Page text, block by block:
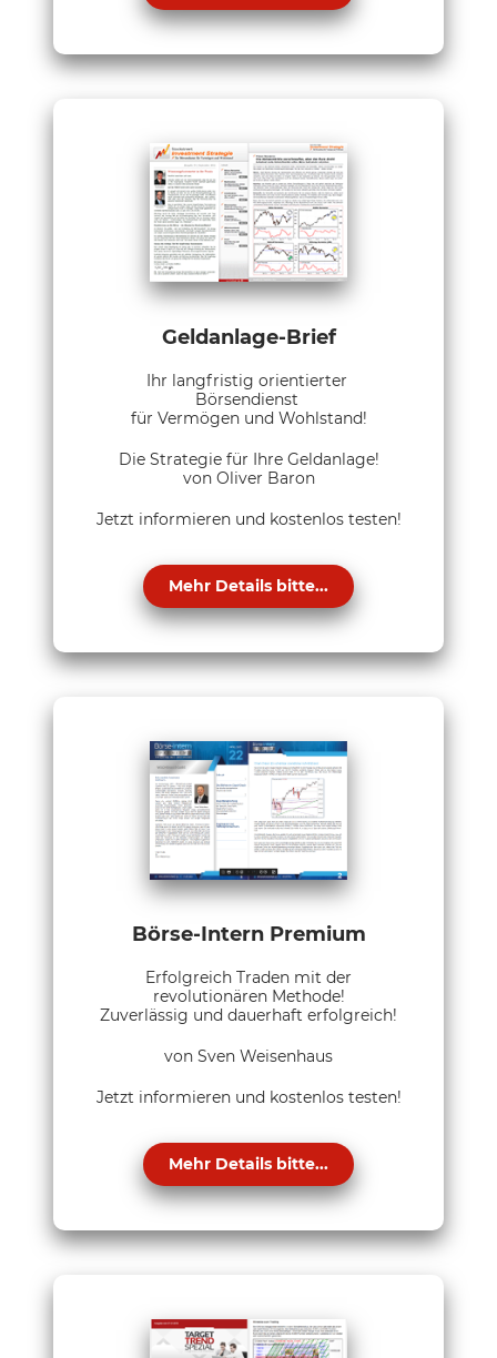
Geldanlage-Brief
Ihr langfristig orientierter
Börsendienst
für Vermögen und Wohlstand!
Die Strategie für Ihre Geldanlage!
von Oliver Baron
Jetzt informieren und kostenlos testen!
Mehr Details bitte...
Börse-Intern Premium
Erfolgreich Traden mit der
revolutionären Methode!
Zuverlässig und dauerhaft erfolgreich!
von Sven Weisenhaus
Jetzt informieren und kostenlos testen!
Mehr Details bitte...